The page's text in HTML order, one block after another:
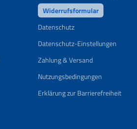
Widerrufsformular
Datenschutz
Datenschutz-Einstellungen
Zahlung & Versand
Nutzungsbedingungen
Erklärung zur Barrierefreiheit